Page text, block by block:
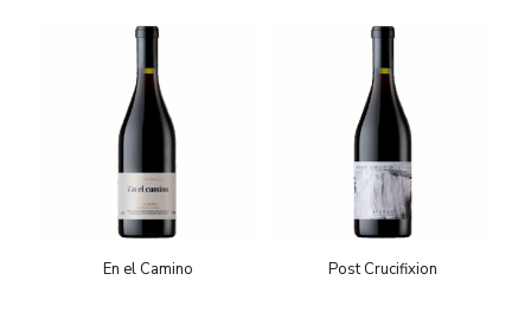
En el Camino Post Crucifixion